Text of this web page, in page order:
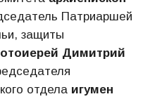
Патриаршей
защиты
Димитрий
отдела игумен